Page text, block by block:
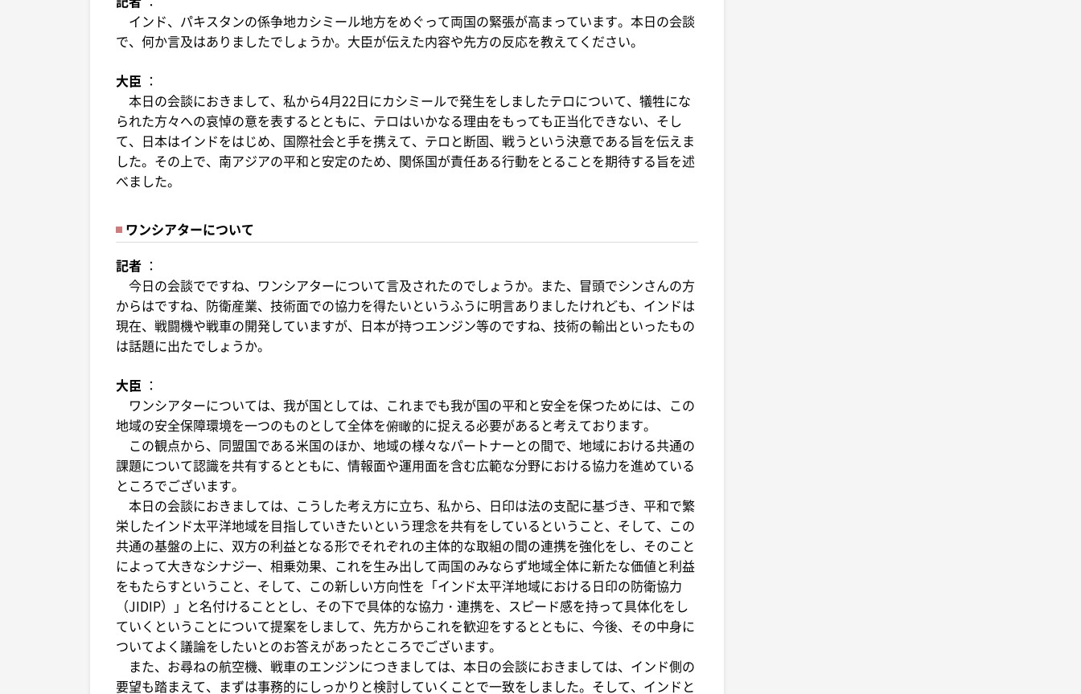
インド、パキスタンの係争地カシミール地方をめぐって両国の緊張が高まっています。本日の会談
で、何か言及はありましたでしょうか。大臣が伝えた内容や先方の反応を教えてください。
大臣 ：
本日の会談におきまして、私から4月22日にカシミールで発生をしましたテロについて、犠牲にな
られた方々への哀悼の意を表するとともに、テロはいかなる理由をもっても正当化できない、そし
て、日本はインドをはじめ、国際社会と手を携えて、テロと断固、戦うという決意である旨を伝えま
した。その上で、南アジアの平和と安定のため、関係国が責任ある行動をとることを期待する旨を述
べました。
ワンシアターについて
記者 ：
今日の会談でですね、ワンシアターについて言及されたのでしょうか。また、冒頭でシンさんの方
からはですね、防衛産業、技術面での協力を得たいというふうに明言ありましたけれども、インドは
現在、戦闘機や戦車の開発していますが、日本が持つエンジン等のですね、技術の輸出といったもの
は話題に出たでしょうか。
大臣 ：
ワンシアターについては、我が国としては、これまでも我が国の平和と安全を保つためには、この
地域の安全保障環境を一つのものとして全体を俯瞰的に捉える必要があると考えております。
この観点から、同盟国である米国のほか、地域の様々なパートナーとの間で、地域における共通の
課題について認識を共有するとともに、情報面や運用面を含む広範な分野における協力を進めている
ところでございます。
本日の会談におきましては、こうした考え方に立ち、私から、日印は法の支配に基づき、平和で繁
栄したインド太平洋地域を目指していきたいという理念を共有をしているということ、そして、この
共通の基盤の上に、双方の利益となる形でそれぞれの主体的な取組の間の連携を強化をし、そのこと
によって大きなシナジー、相乗効果、これを生み出して両国のみならず地域全体に新たな価値と利益
をもたらすということ、そして、この新しい方向性を「インド太平洋地域における日印の防衛協力
（JIDIP）」と名付けることとし、その下で具体的な協力・連携を、スピード感を持って具体化をし
ていくということについて提案をしまして、先方からこれを歓迎をするとともに、今後、その中身に
ついてよく議論をしたいとのお答えがあったところでございます。
また、お尋ねの航空機、戦車のエンジンにつきましては、本日の会談におきましては、インド側の
要望も踏まえて、まずは事務的にしっかりと検討していくことで一致をしました。そして、インドと